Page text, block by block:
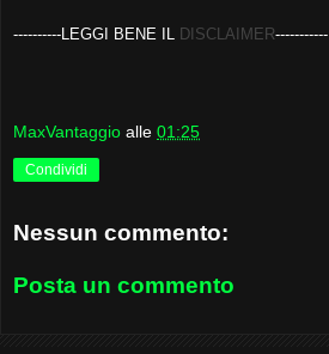
----------LEGGI BENE IL DISCLAIMER-----------
MaxVantaggio alle 01:25
Condividi
Nessun commento:
Posta un commento